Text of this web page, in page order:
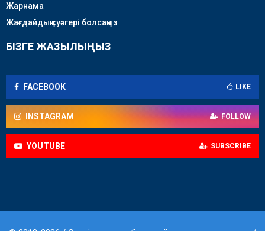
Жарнама
Жағдайдың куәгері болсаңыз
БІЗГЕ ЖАЗЫЛЫҢЫЗ
FACEBOOK LIKE
INSTAGRAM FOLLOW
YOUTUBE SUBSCRIBE